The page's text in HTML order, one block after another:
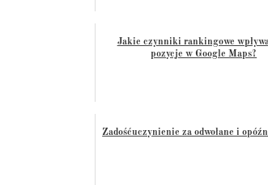
Jakie czynniki rankingowe
pozycje w Google Maps?
Zadośćuczynienie za odwołane i